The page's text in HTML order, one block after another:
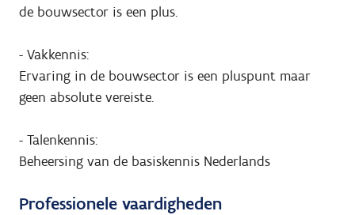
de bouwsector is een plus.
- Vakkennis:
Ervaring in de bouwsector is een pluspunt maar
geen absolute vereiste.
- Talenkennis:
Beheersing van de basiskennis Nederlands
Professionele vaardigheden